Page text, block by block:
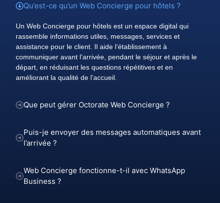
Qu’est-ce qu’un Web Concierge pour hôtels ?
Un Web Concierge pour hôtels est un espace digital qui
rassemble informations utiles, messages, services et
assistance pour le client. Il aide l’établissement à
communiquer avant l’arrivée, pendant le séjour et après le
départ, en réduisant les questions répétitives et en
améliorant la qualité de l’accueil.
Que peut gérer Octorate Web Concierge ?
Puis-je envoyer des messages automatiques avant
l’arrivée ?
Web Concierge fonctionne-t-il avec WhatsApp
Business ?